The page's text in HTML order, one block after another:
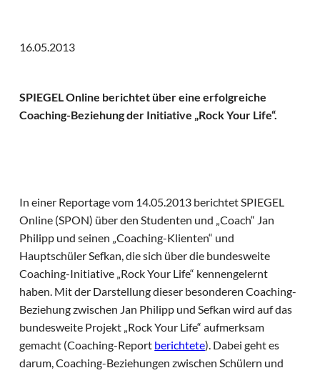
16.05.2013
SPIEGEL Online berichtet über eine erfolgreiche
Coaching-Beziehung der Initiative „Rock Your Life“.
In einer Reportage vom 14.05.2013 berichtet SPIEGEL
Online (SPON) über den Studenten und „Coach“ Jan
Philipp und seinen „Coaching-Klienten“ und
Hauptschüler Sefkan, die sich über die bundesweite
Coaching-Initiative „Rock Your Life“ kennengelernt
haben. Mit der Darstellung dieser besonderen Coaching-
Beziehung zwischen Jan Philipp und Sefkan wird auf das
bundesweite Projekt „Rock Your Life“ aufmerksam
gemacht (Coaching-Report berichtete). Dabei geht es
darum, Coaching-Beziehungen zwischen Schülern und